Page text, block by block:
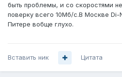
быть проблемы, и со скоростями
поверку всего 10Мб/с.В Москве Di-
Питере вобще глухо.
Вставить ник Цитата